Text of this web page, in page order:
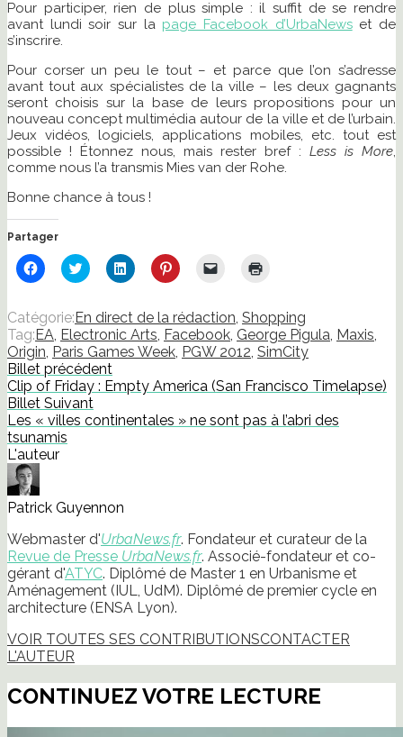
Pour participer, rien de plus simple : il suffit de se rendre
avant lundi soir sur la page Facebook d’UrbaNewset de
s’inscrire.
Pour corser un peu le tout – et parce que l’on s’adresse
avant tout aux spécialistes de la ville – les deux gagnants
seront choisis sur la base de leurs propositions pour un
nouveau concept multimédia autour de la ville et de l’urbain.
Jeux vidéos, logiciels, applications mobiles, etc. tout est
possible ! Étonnez nous, mais rester bref : Less is More,
comme nous l’a transmis Mies van der Rohe.
Bonne chance à tous !
Partager
Cliquez
pour
Facebook(ouvre
dans
une
nouvelle
fenêtre)
Cliquez
pour
Twitter(ouvre
dans
une
nouvelle
fenêtre)
Cliquez
pour
LinkedIn(ouvre
dans
une
nouvelle
fenêtre)
Cliquez
pour
Pinterest(ouvre
dans
une
nouvelle
fenêtre)
Cliquer
lien
par
e-
mail
à
ami(ouvre
dans
nouvelle
fenêtre)
une
nouvelle
fenêtre)
Catégorie: En direct de la rédaction, Shopping
Tag: EA, Electronic Arts, Facebook, George Pigula, Maxis,
Origin, Paris Games Week, PGW 2012, SimCity
Billet précédent
Clip of Friday : Empty America (San Francisco Timelapse)
Billet Suivant
Les « villes continentales » ne sont pas à l’abri des
tsunamis
L'auteur
Patrick Guyennon
Webmaster d'UrbaNews.fr. Fondateur et curateur de la
Revue de Presse UrbaNews.fr. Associé-fondateur et co-
gérant d'ATYC. Diplômé de Master 1 en Urbanisme et
Aménagement (IUL, UdM). Diplômé de premier cycle en
architecture (ENSA Lyon).
VOIR TOUTES SES CONTRIBUTIONSCONTACTER
L'AUTEUR
CONTINUEZ VOTRE LECTURE